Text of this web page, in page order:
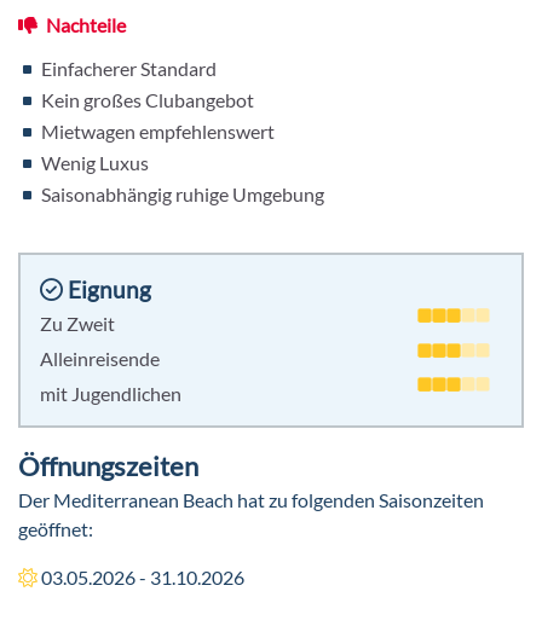
Eignung
Zu Zweit
Alleinreisende
mit Jugendlichen
Öffnungszeiten
Der Mediterranean Beach hat zu folgenden Saisonzeiten
geöffnet:
03.05.2026 - 31.10.2026
Nachteile
Einfacherer Standard
Kein großes Clubangebot
Mietwagen empfehlenswert
Wenig Luxus
Saisonabhängig ruhige Umgebung